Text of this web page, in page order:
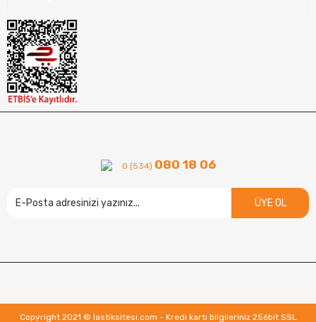
0 (534) 080 18 06
ÜYE OL
Copyright 2021 © lastiksitesi.com - Kredi kartı bilgileriniz 256bit SSL